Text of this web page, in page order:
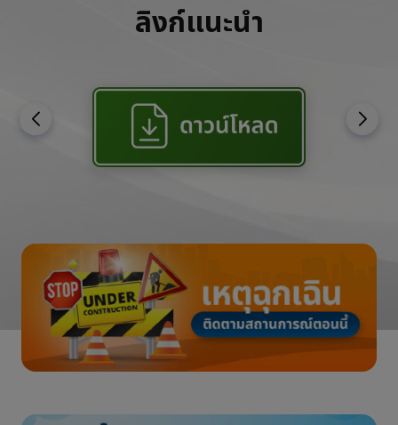
ลิงก์แนะนำ